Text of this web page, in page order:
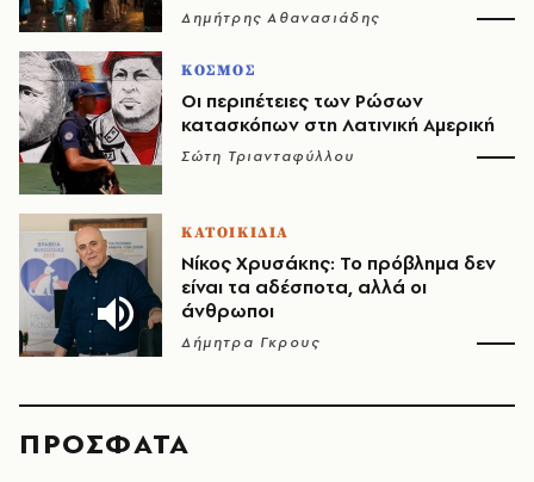
Δημήτρης Αθανασιάδης
ΚΟΣΜΟΣ
Οι περιπέτειες των Ρώσων
κατασκόπων στη Λατινική Αμερική
Σώτη Τριανταφύλλου
ΚΑΤΟΙΚΙΔΙΑ
Νίκος Χρυσάκης: Το πρόβλημα δεν
είναι τα αδέσποτα, αλλά οι
άνθρωποι
Δήμητρα Γκρους
ΠΡΟΣΦΑΤΑ